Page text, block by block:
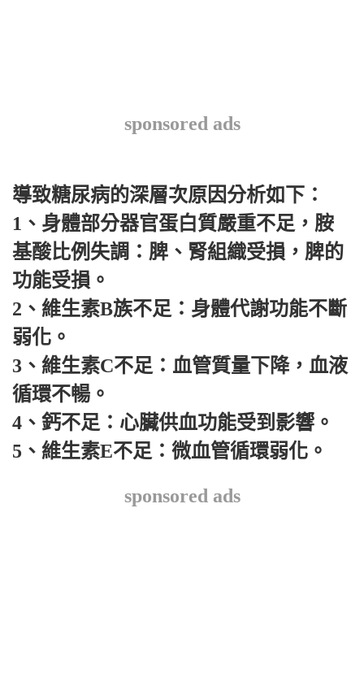
sponsored ads
導致糖尿病的深層次原因分析如下：
1、身體部分器官蛋白質嚴重不足，胺
基酸比例失調：脾、腎組織受損，脾的
功能受損。
2、維生素B族不足：身體代謝功能不斷
弱化。
3、維生素C不足：血管質量下降，血液
循環不暢。
4、鈣不足：心臟供血功能受到影響。
5、維生素E不足：微血管循環弱化。
sponsored ads